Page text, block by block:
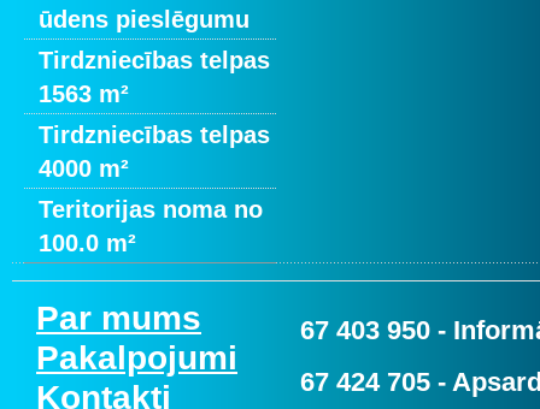
ūdens pieslēgumu
Tirdzniecības telpas
1563 m²
Tirdzniecības telpas
4000 m²
Teritorijas noma no
100.0 m²
Par mums
Pakalpojumi
Kontakti
67 403 950 -
67 424 705 -